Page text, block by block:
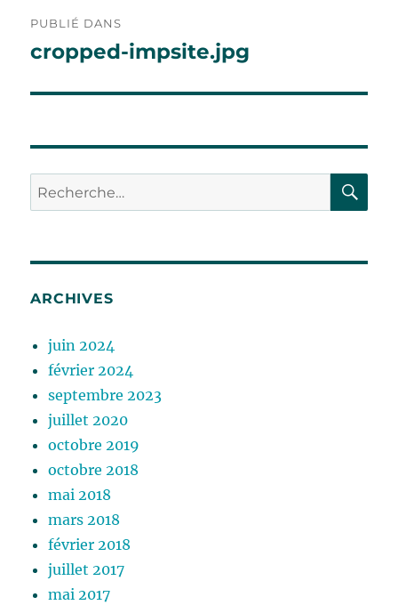
de
PUBLIÉ DANS
cropped-impsite.jpg
Recherche
pour :
ARCHIVES
juin 2024
février 2024
septembre 2023
juillet 2020
octobre 2019
octobre 2018
mai 2018
mars 2018
février 2018
juillet 2017
mai 2017